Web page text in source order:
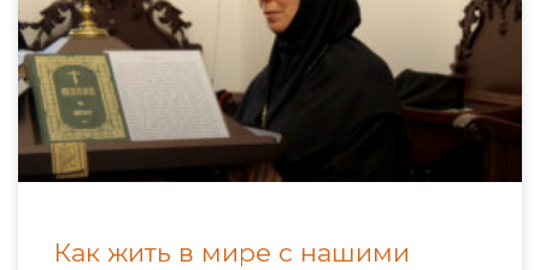
Как жить в мире с нашими